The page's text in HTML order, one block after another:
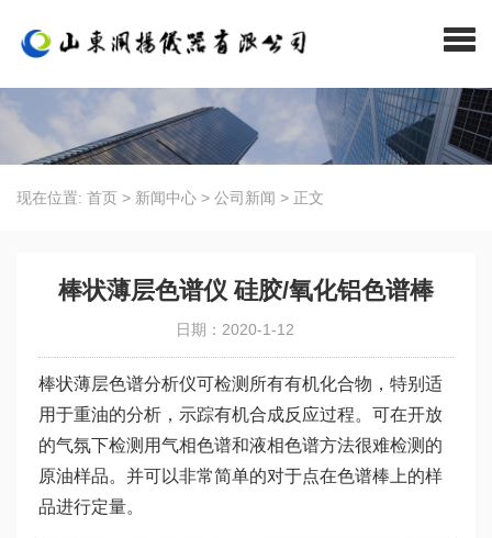
现在位置: 首页 > 新闻中心 > 公司新闻 > 正文
棒状薄层色谱仪 硅胶/氧化铝色谱棒
日期：2020-1-12
棒状薄层色谱分析仪可检测所有有机化合物，特别适
用于重油的分析，示踪有机合成反应过程。可在开放
的气氛下检测用气相色谱和液相色谱方法很难检测的
原油样品。并可以非常简单的对于点在色谱棒上的样
品进行定量。